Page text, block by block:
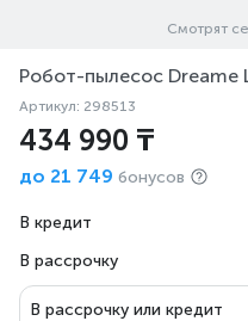
Смотрят
Робот-пылеcос Dreame
Артикул: 298513
434 990 ₸
до 21 749 бонусов
В кредит
В рассрочку
В рассрочку или кредит